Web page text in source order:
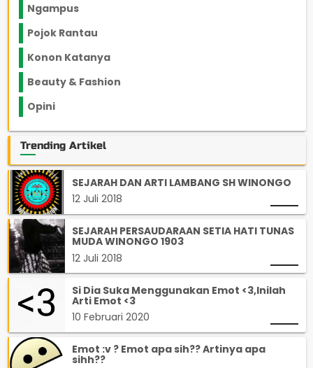
Ngampus
Pojok Rantau
Konon Katanya
Beauty & Fashion
Opini
Trending Artikel
SEJARAH DAN ARTI LAMBANG SH WINONGO
12 Juli 2018
SEJARAH PERSAUDARAAN SETIA HATI TUNAS
MUDA WINONGO 1903
12 Juli 2018
Si Dia Suka Menggunakan Emot <3,Inilah
Arti Emot <3
10 Februari 2020
Emot :v ? Emot apa sih?? Artinya apa
sihh??